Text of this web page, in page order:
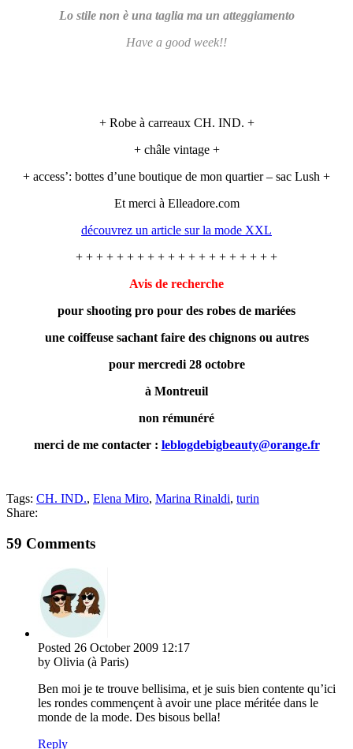
Lo stile non è una taglia ma un atteggiamento
Have a good week!!
+ Robe à carreaux CH. IND. +
+ châle vintage +
+ access’: bottes d’une boutique de mon quartier – sac Lush +
Et merci à Elleadore.com
découvrez un article sur la mode XXL
+ + + + + + + + + + + + + + + + + + + +
Avis de recherche
pour shooting pro pour des robes de mariées
une coiffeuse sachant faire des chignons ou autres
pour mercredi 28 octobre
à Montreuil
non rémunéré
merci de me contacter : leblogdebigbeauty@orange.fr
Tags: CH. IND., Elena Miro, Marina Rinaldi, turin
Share:
59 Comments
Posted 26 October 2009 12:17
by Olivia (à Paris)
Ben moi je te trouve bellisima, et je suis bien contente qu’ici
les rondes commençent à avoir une place méritée dans le
monde de la mode. Des bisous bella!
Reply